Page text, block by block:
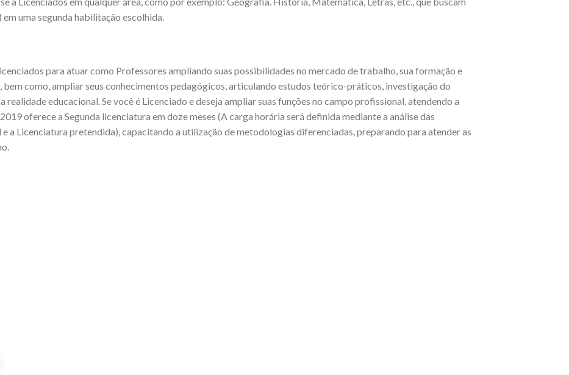
uma segunda habilitação escolhida.
para atuar como Professores ampliando suas possibilidades no mercado de trabalho, sua formação e
como, ampliar seus conhecimentos pedagógicos, articulando estudos teórico-práticos, investigação do
educacional. Se você é Licenciado e deseja ampliar suas funções no campo profissional, atendendo a
oferece a Segunda licenciatura em doze meses (A carga horária será definida mediante a análise das
a Licenciatura pretendida), capacitando a utilização de metodologias diferenciadas, preparando para atender as